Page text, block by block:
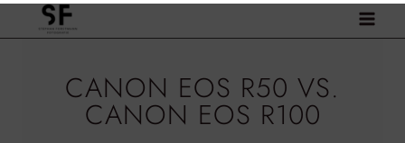
Zum
Inhalt
CANON EOS R50 VS.
CANON EOS R100